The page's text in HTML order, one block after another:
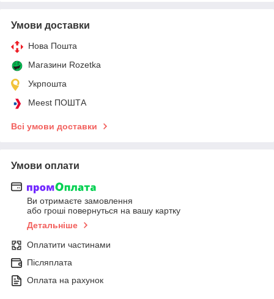
Умови доставки
Нова Пошта
Магазини Rozetka
Укрпошта
Meest ПОШТА
Всі умови доставки
Умови оплати
Ви отримаєте замовлення
або гроші повернуться на вашу картку
Детальніше
Оплатити частинами
Післяплата
Оплата на рахунок